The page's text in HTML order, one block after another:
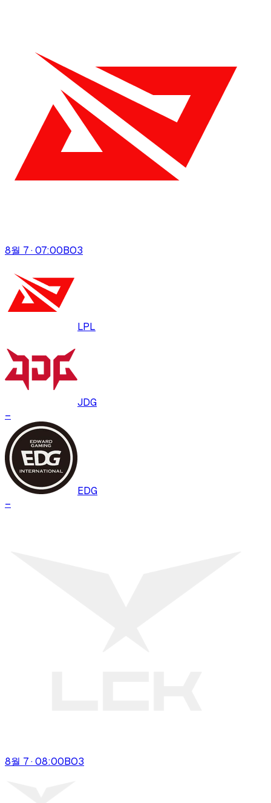
8월 7 · 07:00BO3
LPL
JDG
–
EDG
–
8월 7 · 08:00BO3